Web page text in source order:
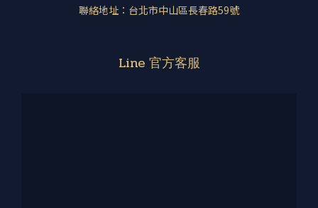
聯絡地址：台北市中山區長春路59號
Line 官方客服